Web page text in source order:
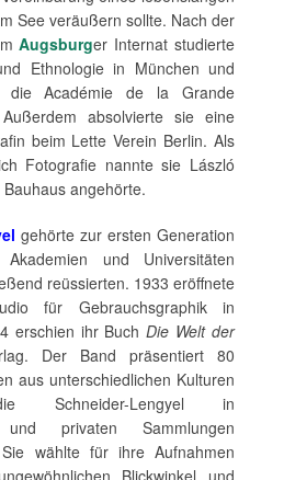
See veräußern sollte. Nach der
Augsburger Internat studierte
Ethnologie in München und
die Académie de la Grande
absolvierte sie eine
beim Lette Verein Berlin. Als
Fotografie nannte sie László
angehörte.
gehörte zur ersten Generation
und Universitäten
reüssierten. 1933 eröffnete
für Gebrauchsgraphik in
erschien ihr BuchDie Welt der
Der Band präsentiert 80
aus unterschiedlichen Kulturen
Schneider-Lengyel in
und privaten Sammlungen
wählte für ihre Aufnahmen
Blickwinkel und